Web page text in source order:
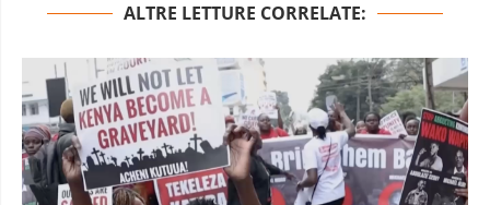
ALTRE LETTURE CORRELATE: